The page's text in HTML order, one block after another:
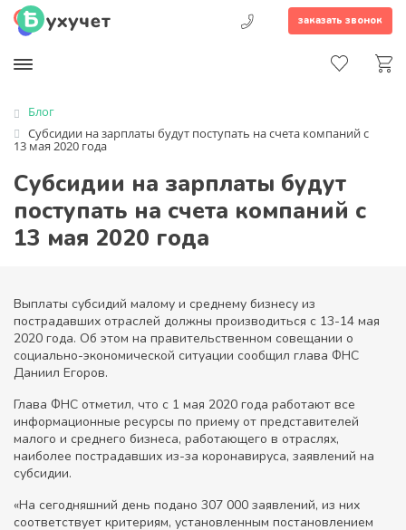
заказать звонок
Блог
Субсидии на зарплаты будут поступать на счета компаний с
13 мая 2020 года
Субсидии на зарплаты будут
поступать на счета компаний с
13 мая 2020 года
Выплаты субсидий малому и среднему бизнесу из
пострадавших отраслей должны производиться с 13-14 мая
2020 года. Об этом на правительственном совещании о
социально-экономической ситуации сообщил глава ФНС
Даниил Егоров.
Глава ФНС отметил, что с 1 мая 2020 года работают все
информационные ресурсы по приему от представителей
малого и среднего бизнеса, работающего в отраслях,
наиболее пострадавших из-за коронавируса, заявлений на
субсидии.
«На сегодняшний день подано 307 000 заявлений, из них
соответствует критериям, установленным постановлением